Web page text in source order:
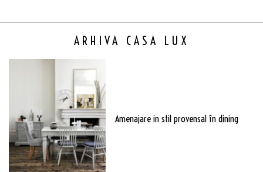
ARHIVA CASA LUX
Amenajare in stil provensal în dining